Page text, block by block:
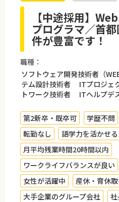
【中途採用】
プログラマ／首
件が豊富です！
職種：
ソフトウェア開発技術者（
テム設計技術者 ITプロジェ
トワーク技術者 ITヘルプデ
第2新卒・既卒可 学歴不問
転勤なし
語学力を活かせる
月平均残業時間20時間以内
ワークライフバランスが良い
女性が活躍中
産休・育休
大手企業のグループ会社